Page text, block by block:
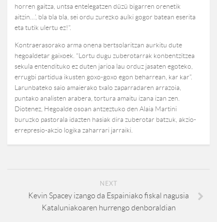
horren gaitza, untsa entelegatzen düzü bigarren orenetik
aitzin…’, bla bla bla, sei ordu zurezko aulki gogor batean eserita
eta tutik ulertu ez!”.
Kontraerasorako arma onena bertsolaritzan aurkitu dute
hegoaldetar gaixoek. “Lortu dugu zuberotarrak konbentzitzea
sekula entendituko ez duten jarioa lau orduz jasaten egoteko,
errugbi partidua ikusten goxo-goxo egon beharrean, kar kar”.
Larunbateko saio amaierako txalo zaparradaren arrazoia,
puntako analisten arabera, tortura amaitu izana izan zen.
Diotenez, Hegoalde osoan antzeztuko den Alaia Martini
buruzko pastorala idazten hasiak dira zuberotar batzuk, akzio-
errepresio-akzio logika zaharrari jarraiki.
NEXT
Kevin Spacey izango da Espainiako fiskal nagusia
Kataluniakoaren hurrengo denboraldian